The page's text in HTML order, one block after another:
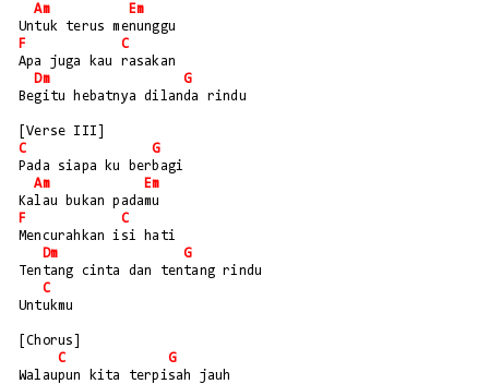
Am
Em
Untuk terus menunggu
F
C
Apa juga kau rasakan
Dm
G
Begitu hebatnya dilanda rindu
[Verse III]
C
G
Pada siapa ku berbagi
Am
Em
Kalau bukan padamu
F
C
Mencurahkan isi hati
Dm
G
Tentang cinta dan tentang rindu
C
Untukmu
[Chorus]
C
G
Walaupun kita terpisah jauh